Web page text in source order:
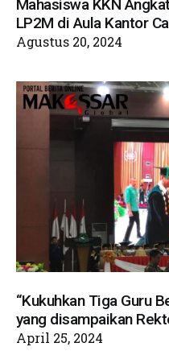
Mahasiswa KKN
LP2M di Aula Kantor
Agustus 20, 2024
“Kukuhkan Tiga Guru
yang disampaikan
April 25, 2024